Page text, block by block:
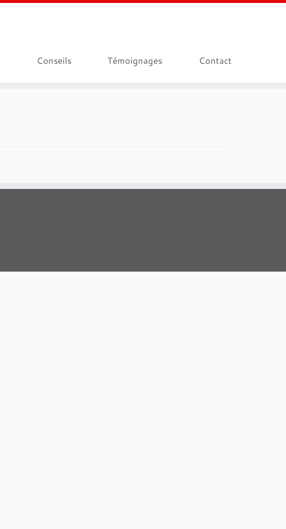
Conseils Témoignages Contact